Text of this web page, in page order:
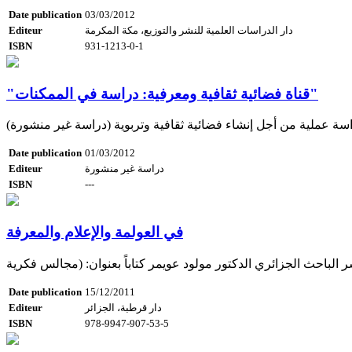
Date publication 03/03/2012
Editeur
دار الدراسات العلمية للنشر والتوزيع، مكة المكرمة
ISBN
931-1213-0-1
"قناة فضائية ثقافية ومعرفية: دراسة في الممكنات"
عملية من أجل إنشاء فضائية ثقافية وتربوية (دراسة غير منشورة)
Date publication 01/03/2012
Editeur
دراسة غير منشورة
ISBN
---
في العولمة والإعلام والمعرفة
Date publication 15/12/2011
Editeur
دار قرطبة، الجزائر
ISBN
978-9947-907-53-5